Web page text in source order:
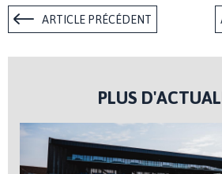
ARTICLE PRÉCÉDENT
PLUS